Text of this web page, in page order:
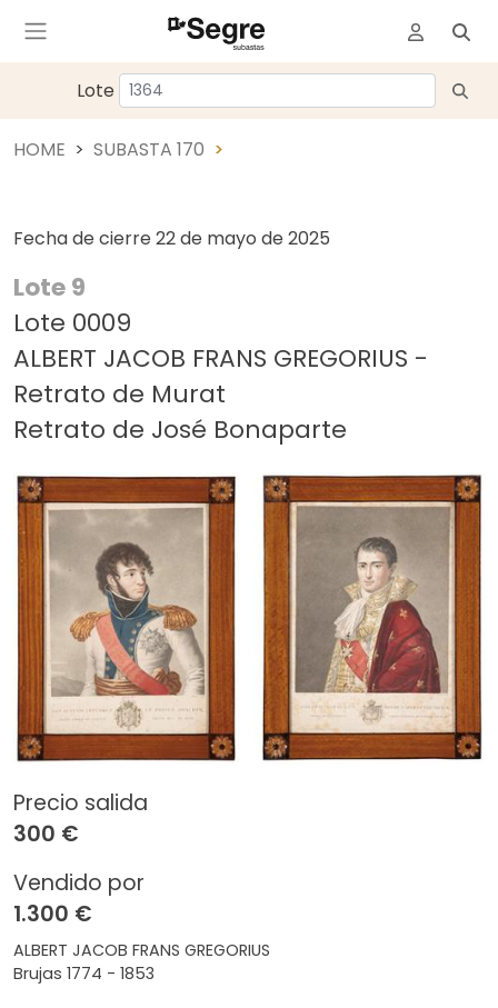
Lote
HOME SUBASTA 170
Fecha de cierre 22 de mayo de 2025
Lote 9
Lote 0009
ALBERT JACOB FRANS GREGORIUS -
Retrato de Murat
Retrato de José Bonaparte
Precio salida
300 €
Vendido por
1.300 €
ALBERT JACOB FRANS GREGORIUS
Brujas 1774 - 1853